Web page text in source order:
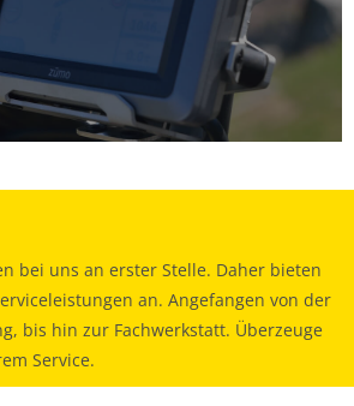
bei uns an erster Stelle. Daher bieten
an. Angefangen von der
bis hin zur Fachwerkstatt. Überzeuge
Service.